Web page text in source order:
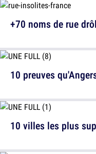
+70 noms de rue
10 villes les plus
10 preuves